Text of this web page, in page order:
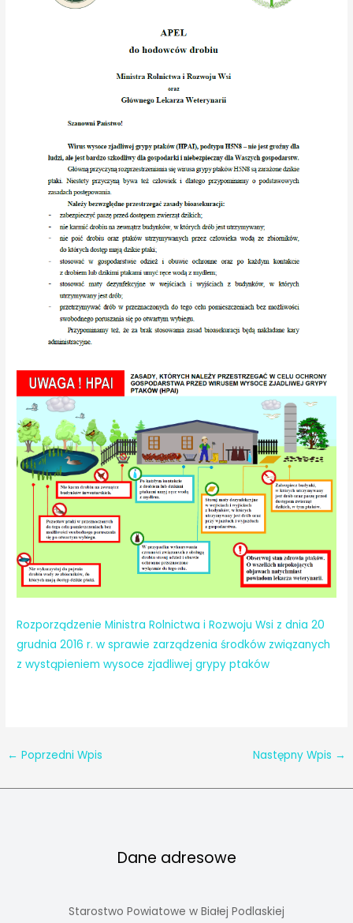
Rozporządzenie Ministra Rolnictwa i Rozwoju Wsi z dnia 20
grudnia 2016 r. w sprawie zarządzenia środków związanych
z wystąpieniem wysoce zjadliwej grypy ptaków
← Poprzedni Wpis Następny Wpis →
Dane adresowe
Starostwo Powiatowe w Białej Podlaskiej